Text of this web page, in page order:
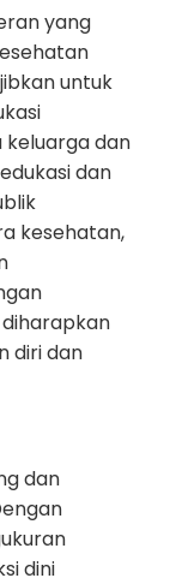
yang
untuk
keluarga dan
dan
kesehatan,
diri dan
dan
dini